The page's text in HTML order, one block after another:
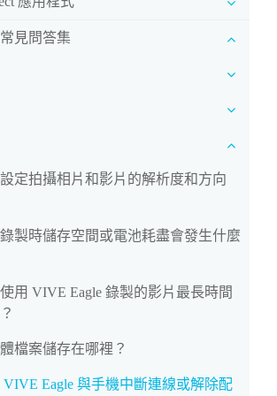
見問答集
定拍攝相片和影片的解析度和方向
製時儲存空間或電池耗盡會發生什麼
用 VIVE Eagle 錄製的影片最長時間
檔案儲存在哪裡？
VIVE Eagle 與手機中斷連線或解除配